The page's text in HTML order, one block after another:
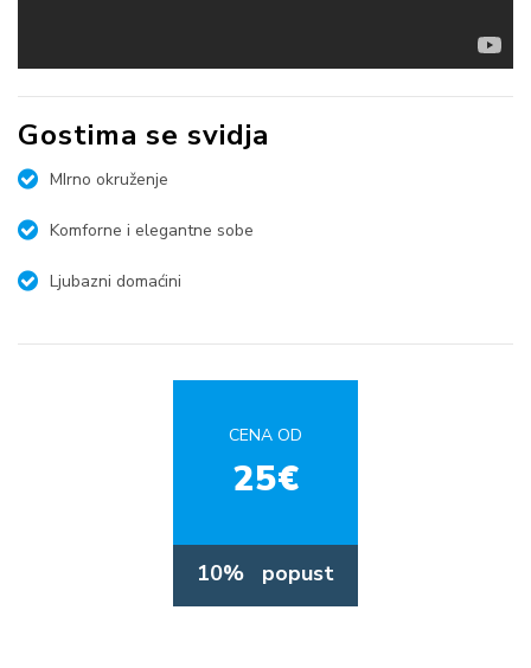
Gostima se svidja
MIrno okruženje
Komforne i elegantne sobe
Ljubazni domaćini
CENA OD
25€
10% popust